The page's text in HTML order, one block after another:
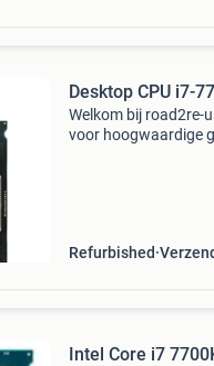
Desktop CPU i7-
Welkom bij road2re-
voor hoogwaardige
Refurbished
Intel Core i7